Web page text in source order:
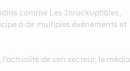
comme Les Inrockuptibles,
à de multiples événements et
de son secteur, le média